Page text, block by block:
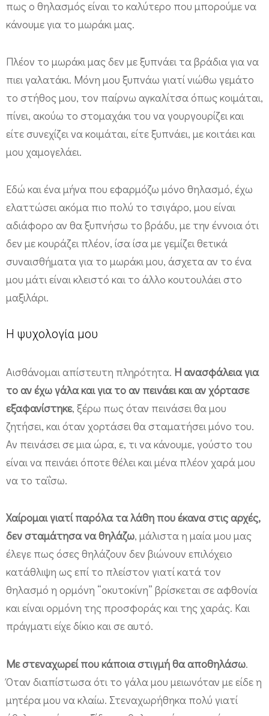
πως ο θηλασμός είναι το καλύτερο που μπορούμε να
κάνουμε για το μωράκι μας.
Πλέον το μωράκι μας δεν με ξυπνάει τα βράδια για να
πιει γαλατάκι. Μόνη μου ξυπνάω γιατί νιώθω γεμάτο
το στήθος μου, τον παίρνω αγκαλίτσα όπως κοιμάται,
πίνει, ακούω το στομαχάκι του να γουργουρίζει και
είτε συνεχίζει να κοιμάται, είτε ξυπνάει, με κοιτάει και
μου χαμογελάει.
Εδώ και ένα μήνα που εφαρμόζω μόνο θηλασμό, έχω
ελαττώσει ακόμα πιο πολύ το τσιγάρο, μου είναι
αδιάφορο αν θα ξυπνήσω το βράδυ, με την έννοια ότι
δεν με κουράζει πλέον, ίσα ίσα με γεμίζει θετικά
συναισθήματα για το μωράκι μου, άσχετα αν το ένα
μου μάτι είναι κλειστό και το άλλο κουτουλάει στο
μαξιλάρι.
Η ψυχολογία μου
Αισθάνομαι απίστευτη πληρότητα. Η ανασφάλεια για
το αν έχω γάλα και για το αν πεινάει και αν χόρτασε
εξαφανίστηκε, ξέρω πως όταν πεινάσει θα μου
ζητήσει, και όταν χορτάσει θα σταματήσει μόνο του.
Αν πεινάσει σε μια ώρα, ε, τι να κάνουμε, γούστο του
είναι να πεινάει όποτε θέλει και μένα πλέον χαρά μου
να το ταΐσω.
Χαίρομαι γιατί παρόλα τα λάθη που έκανα στις αρχές,
δεν σταμάτησα να θηλάζω, μάλιστα η μαία μου μας
έλεγε πως όσες θηλάζουν δεν βιώνουν επιλόχειο
κατάθλιψη ως επί το πλείστον γιατί κατά τον
θηλασμό η ορμόνη “οκυτοκίνη” βρίσκεται σε αφθονία
και είναι ορμόνη της προσφοράς και της χαράς. Και
πράγματι είχε δίκιο και σε αυτό.
Με στεναχωρεί που κάποια στιγμή θα αποθηλάσω.
Όταν διαπίστωσα ότι το γάλα μου μειωνόταν με είδε η
μητέρα μου να κλαίω. Στεναχωρήθηκα πολύ γιατί